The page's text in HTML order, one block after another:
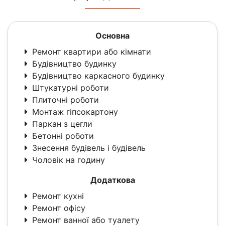
Основна
Ремонт квартири або кімнати
Будівництво будинку
Будівництво каркасного будинку
Штукатурні роботи
Плиточні роботи
Монтаж гіпсокартону
Паркан з цегли
Бетонні роботи
Знесення будівель і будівель
Чоловік на годину
Додаткова
Ремонт кухні
Ремонт офісу
Ремонт ванної або туалету